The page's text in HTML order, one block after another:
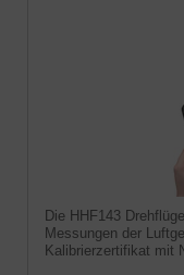
Die HHF143
Messungen der
Kalibrierzertifikat mit